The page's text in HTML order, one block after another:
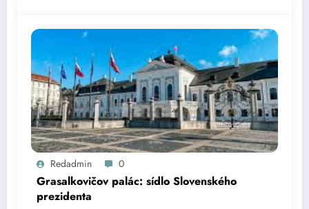
Redadmin 0
Grasalkovičov palác: sídlo Slovenského
prezidenta